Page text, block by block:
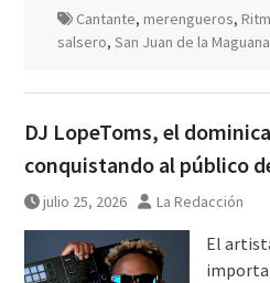
Cantante, merengueros,
salsero, San Juan de la Maguana
DJ LopeToms, el
conquistando al público
julio 25, 2026 La Redacción
El